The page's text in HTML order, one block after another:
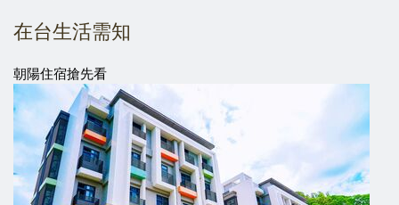
在台生活需知
朝陽住宿搶先看